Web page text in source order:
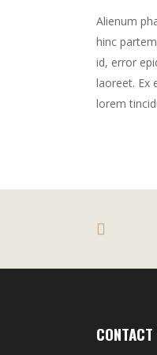
Alienum
hinc
id, error
laoreet. Ex
lorem
CONTACT